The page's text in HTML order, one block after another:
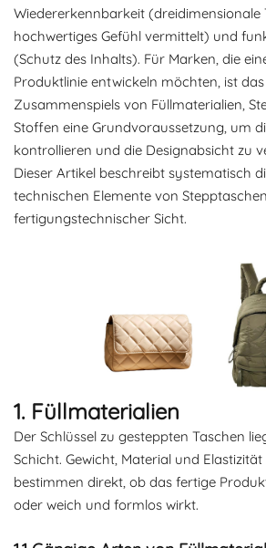
Wiedererkennbarkeit (dreidimensionale
hochwertiges Gefühl vermittelt) und
(Schutz des Inhalts). Für Marken, die
Produktlinie entwickeln möchten, ist
Zusammenspiels von Füllmaterialien,
Stoffen eine Grundvoraussetzung, um
kontrollieren und die Designabsicht zu
Dieser Artikel beschreibt systematisch
technischen Elemente von
fertigungstechnischer Sicht.
1. Füllmaterialien
Der Schlüssel zu gesteppten Taschen
Schicht. Gewicht, Material und
bestimmen direkt, ob das fertige
oder weich und formlos wirkt.